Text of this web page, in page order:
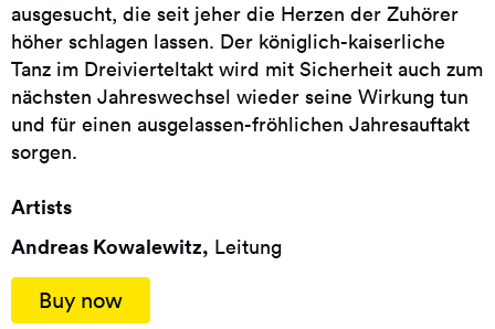
ausgesucht, die seit jeher die Herzen der Zuhörer
höher schlagen lassen. Der königlich-kaiserliche
Tanz im Dreivierteltakt wird mit Sicherheit auch zum
nächsten Jahreswechsel wieder seine Wirkung tun
und für einen ausgelassen-fröhlichen Jahresauftakt
sorgen.
Artists
Andreas Kowalewitz, Leitung
Buy now